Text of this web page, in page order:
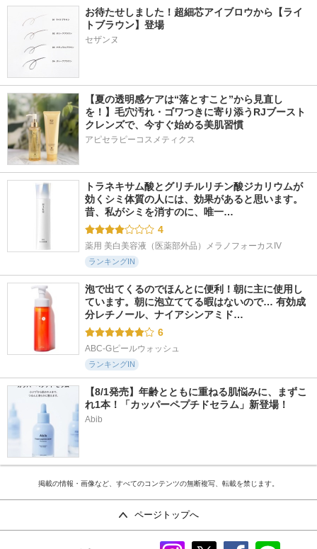
お待たせしました！超細芯アイブロウから【ライ
トブラウン】登場
セザンヌ
【夏の透明感ケアは“落とすこと”から見直し
を！】毛穴汚れ・ゴワつきに寄り添うRJブースト
クレンズで、今すぐ始める美肌習慣
アピセラピーコスメティクス
トラネキサム酸とグリチルリチン酸ジカリウムが
効くシミ体質の人には、効果があると思います。
昔、私がシミを消すのに、唯一…
4
薬用 美白美容液（医薬部外品）メラノフォーカスIV
ランキングIN
泡で出てくるのでほんとに便利！朝に主に使用し
ています。朝に泡立ててる暇はないので… 有効成
分レチノール、ナイアシンアミド…
6
ABC-Gピールウォッシュ
ランキングIN
【8/1発売】年齢とともに重ねる肌悩みに、まずこ
れ1本！「カッパーペプチドセラム」新登場！
Abib
掲載の情報・画像など、すべてのコンテンツの無断複写、転載を禁じます。
ページトップへ